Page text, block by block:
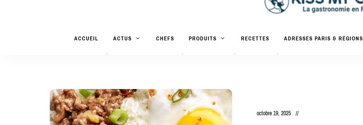
Kiss
gastronomiques
et
ACCUEIL ACTUS CHEFS PRODUITS RECETTES ADRESSES PARIS & RÉGIONS
octobre 19, 2025